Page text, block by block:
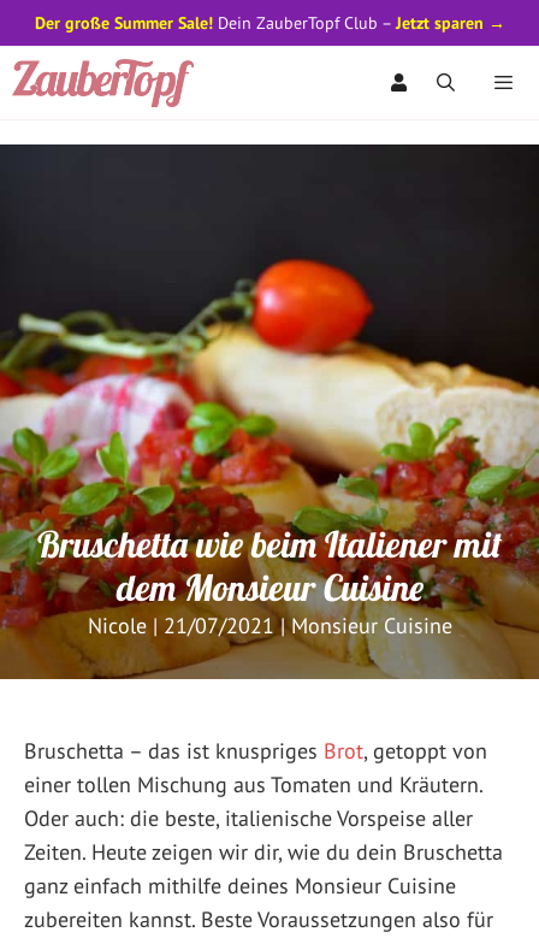
Zum
Inhalt
Bruschetta wie beim Italiener mit
dem Monsieur Cuisine
Nicole| 21/07/2021 |Monsieur Cuisine
Bruschetta – das ist knuspriges Brot, getoppt von
einer tollen Mischung aus Tomaten und Kräutern.
Oder auch: die beste, italienische Vorspeise aller
Zeiten. Heute zeigen wir dir, wie du dein Bruschetta
ganz einfach mithilfe deines Monsieur Cuisine
zubereiten kannst. Beste Voraussetzungen also für
Der große Summer Sale!Dein ZauberTopf Club –Jetzt sparen →